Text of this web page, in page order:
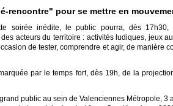
rencontre" pour se mettre en
soirée inédite, le public pourra, dès 17h30,
acteurs du territoire : activités ludiques, jeux
de tester, comprendre et agir, de manière
par le temps fort, dès 19h, de la
public au sein de Valenciennes Métropole, 3